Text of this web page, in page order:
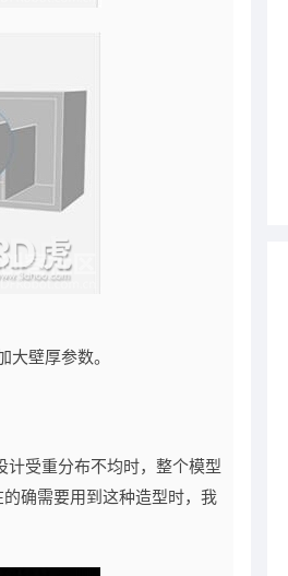
壁厚参数。
受重分布不均时，整个模型
确需要用到这种造型时，我